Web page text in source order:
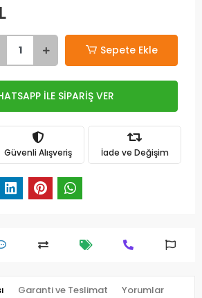
Sepete Ekle
İLE SİPARİŞ VER
Güvenli Alışveriş İade ve Değişim
Garanti ve Teslimat Yorumlar